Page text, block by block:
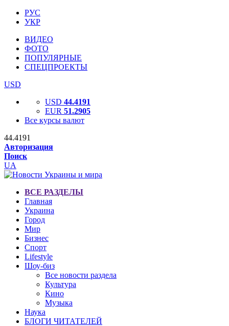
РУС
УКР
ВИДЕО
ФОТО
ПОПУЛЯРНЫЕ
СПЕЦПРОЕКТЫ
USD
USD 44.4191
EUR 51.2905
Все курсы валют
44.4191
Авторизация
Поиск
UA
ВСЕ РАЗДЕЛЫ
Главная
Украина
Город
Мир
Бизнес
Спорт
Lifestyle
Шоу-биз
Все новости раздела
Культура
Кино
Музыка
Наука
БЛОГИ ЧИТАТЕЛЕЙ